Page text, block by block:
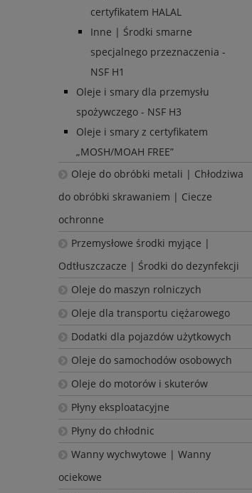
certyfikatem HALAL
Inne | Środki smarne
specjalnego przeznaczenia -
NSF H1
Oleje i smary dla przemysłu
spożywczego - NSF H3
Oleje i smary z certyfikatem
„MOSH/MOAH FREE”
Oleje do obróbki metali | Chłodziwa
do obróbki skrawaniem | Ciecze
ochronne
Przemysłowe środki myjące |
Odtłuszczacze | Środki do dezynfekcji
Oleje do maszyn rolniczych
Oleje dla transportu ciężarowego
Dodatki dla pojazdów użytkowych
Oleje do samochodów osobowych
Oleje do motorów i skuterów
Płyny eksploatacyjne
Płyny do chłodnic
Wanny wychwytowe | Wanny
ociekowe